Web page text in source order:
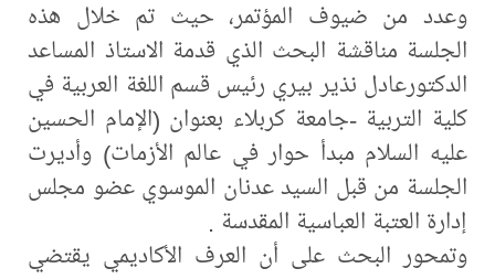
وعدد من ضيوف المؤتمر، حيث تم خلال هذه
الجلسة مناقشة البحث الذي قدمة الاستاذ المساعد
الدكتورعادل نذير بيري رئيس قسم اللغة العربية في
كلية التربية -جامعة كربلاء بعنوان (الإمام الحسين
عليه السلام مبدأ حوار في عالم الأزمات) وأديرت
الجلسة من قبل السيد عدنان الموسوي عضو مجلس
إدارة العتبة العباسية المقدسة .
وتمحور البحث على أن العرف الأكاديمي يقتضي